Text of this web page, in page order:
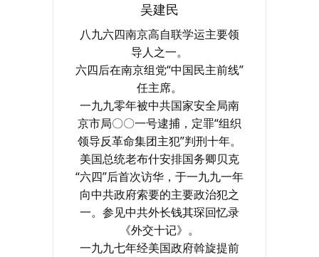
吴建民
八九六四南京高自联学运主要领
导人之一。
六四后在南京组党“中国民主前线”
任主席。
一九九零年被中共国家安全局南
京市局〇〇一号逮捕，定罪“组织
领导反革命集团主犯”判刑十年。
美国总统老布什安排国务卿贝克
“六四”后首次访华，于一九九一年
向中共政府索要的主要政治犯之
一。参见中共外长钱其琛回忆录
《外交十记》。
一九九七年经美国政府斡旋提前